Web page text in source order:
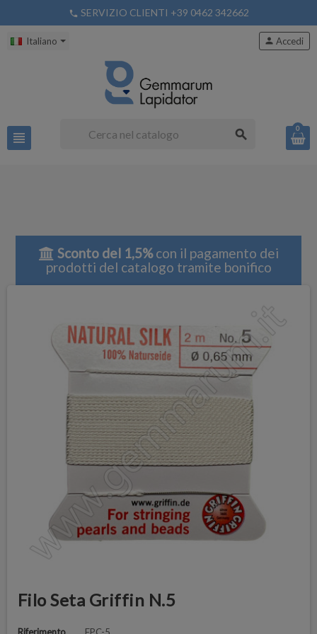
phone SERVIZIO CLIENTI +39 0462 342662
Italiano
view_headline search
person Accedi
0
Sconto del 1,5%con il pagamento dei
prodotti del catalogo tramite bonifico
Filo Seta Griffin N.5